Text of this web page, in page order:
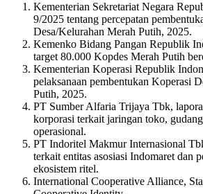
Kementerian Sekretariat Negara
9/2025 tentang percepatan
Desa/Kelurahan Merah Putih, 2025.
Kemenko Bidang Pangan Republik
target 80.000 Kopdes Merah Putih
Kementerian Koperasi Republik
pelaksanaan pembentukan Koperasi
Putih, 2025.
PT Sumber Alfaria Trijaya Tbk,
korporasi terkait jaringan toko,
operasional.
PT Indoritel Makmur Internasional
terkait entitas asosiasi Indomaret dan
ekosistem ritel.
International Cooperative Alliance,